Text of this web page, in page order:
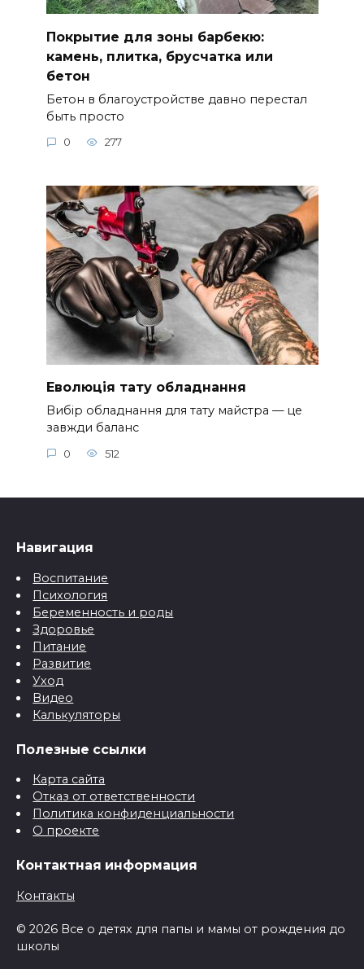
Покрытие для зоны барбекю:
камень, плитка, брусчатка или
бетон
Бетон в благоустройстве давно перестал
быть просто
0 277
Еволюція тату обладнання
Вибір обладнання для тату майстра — це
завжди баланс
0 512
Навигация
Воспитание
Психология
Беременность и роды
Здоровье
Питание
Развитие
Уход
Видео
Калькуляторы
Полезные ссылки
Карта сайта
Отказ от ответственности
Политика конфиденциальности
О проекте
Контактная информация
Контакты
© 2026 Все о детях для папы и мамы от рождения до
школы